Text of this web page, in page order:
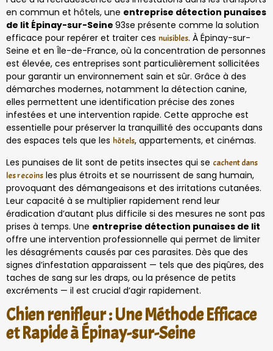
en commun et hôtels, une entreprise détection punaises
de lit Épinay-sur-Seine 93se présente comme la solution
efficace pour repérer et traiter ces nuisibles. À Épinay-sur-
Seine et en Île-de-France, où la concentration de personnes
est élevée, ces entreprises sont particulièrement sollicitées
pour garantir un environnement sain et sûr. Grâce à des
démarches modernes, notamment la détection canine,
elles permettent une identification précise des zones
infestées et une intervention rapide. Cette approche est
essentielle pour préserver la tranquillité des occupants dans
des espaces tels que les hôtels, appartements, et cinémas.
Les punaises de lit sont de petits insectes qui se cachent dans
les recoins les plus étroits et se nourrissent de sang humain,
provoquant des démangeaisons et des irritations cutanées.
Leur capacité à se multiplier rapidement rend leur
éradication d’autant plus difficile si des mesures ne sont pas
prises à temps. Une entreprise détection punaises de lit
offre une intervention professionnelle qui permet de limiter
les désagréments causés par ces parasites. Dès que des
signes d’infestation apparaissent — tels que des piqûres, des
taches de sang sur les draps, ou la présence de petits
excréments — il est crucial d’agir rapidement.
Chien renifleur : Une Méthode Efficace
et Rapide à Épinay-sur-Seine